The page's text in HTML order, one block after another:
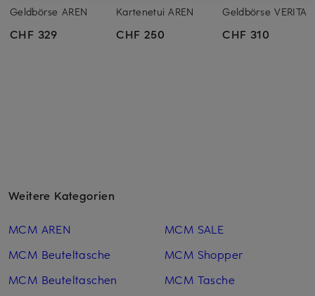
Geldbörse AREN
CHF 329
Kartenetui AREN
CHF 250
Geldbörse VERITAS
CHF 310
Weitere Kategorien
MCM AREN
MCM Beuteltasche
MCM Beuteltaschen
MCM SALE
MCM Shopper
MCM Tasche